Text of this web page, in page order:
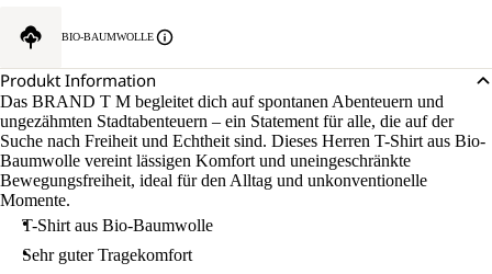
BIO-BAUMWOLLE
Produkt Information
Das BRAND T M begleitet dich auf spontanen Abenteuern und
ungezähmten Stadtabenteuern – ein Statement für alle, die auf der
Suche nach Freiheit und Echtheit sind. Dieses Herren T-Shirt aus Bio-
Baumwolle vereint lässigen Komfort und uneingeschränkte
Bewegungsfreiheit, ideal für den Alltag und unkonventionelle
Momente.
T-Shirt aus Bio-Baumwolle
Sehr guter Tragekomfort